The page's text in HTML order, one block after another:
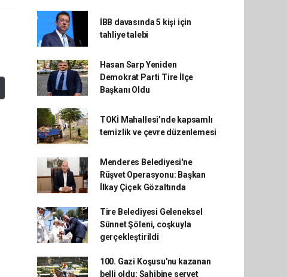
İBB davasında 5 kişi için
tahliye talebi
Hasan Sarp Yeniden
Demokrat Parti Tire İlçe
Başkanı Oldu
TOKİ Mahallesi’nde kapsamlı
temizlik ve çevre düzenlemesi
Menderes Belediyesi'ne
Rüşvet Operasyonu: Başkan
İlkay Çiçek Gözaltında
Tire Belediyesi Geleneksel
Sünnet Şöleni, coşkuyla
gerçekleştirildi
100. Gazi Koşusu'nu kazanan
belli oldu: Sahibine servet